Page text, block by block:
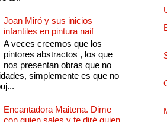
Joan Miró y sus inicios
infantiles en pintura naif
A veces creemos que los
pintores abstractos , los que
nos presentan obras que no
simplemente es que no
Encantadora Maitena. Dime
con quien sales y te diré quien